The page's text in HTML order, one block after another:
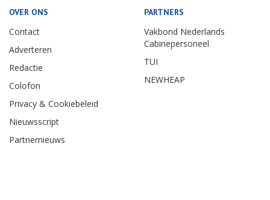
OVER ONS
Contact
Adverteren
Redactie
Colofon
Privacy & Cookiebeleid
Nieuwsscript
Partnernieuws
PARTNERS
Vakbond Nederlands
Cabinepersoneel
TUI
NEWHEAP